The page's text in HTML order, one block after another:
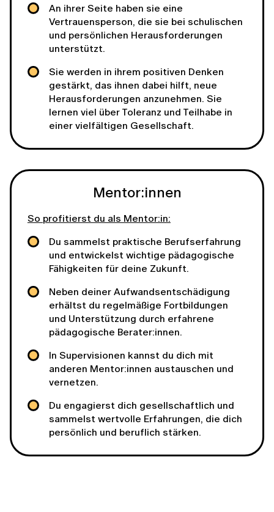
An ihrer Seite haben sie eine
Vertrauensperson, die sie bei schulischen
und persönlichen Herausforderungen
unterstützt.
Sie werden in ihrem positiven Denken
gestärkt, das ihnen dabei hilft, neue
Herausforderungen anzunehmen. Sie
lernen viel über Toleranz und Teilhabe in
einer vielfältigen Gesellschaft.
Mentor:innen
So profitierst du als Mentor:in:
Du sammelst praktische Berufserfahrung
und entwickelst wichtige pädagogische
Fähigkeiten für deine Zukunft.
Neben deiner Aufwandsentschädigung
erhältst du regelmäßige Fortbildungen
und Unterstützung durch erfahrene
pädagogische Berater:innen.
In Supervisionen kannst du dich mit
anderen Mentor:innen austauschen und
vernetzen.
Du engagierst dich gesellschaftlich und
sammelst wertvolle Erfahrungen, die dich
persönlich und beruflich stärken.